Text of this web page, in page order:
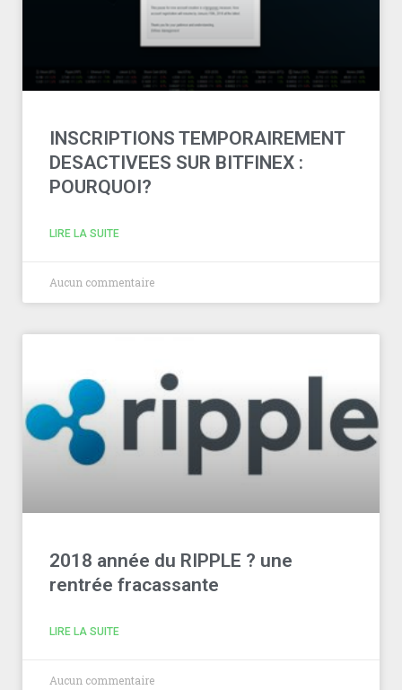
INSCRIPTIONS TEMPORAIREMENT
DESACTIVEES SUR BITFINEX :
POURQUOI?
LIRE LA SUITE
Aucun commentaire
2018 année du RIPPLE ? une
rentrée fracassante
LIRE LA SUITE
Aucun commentaire